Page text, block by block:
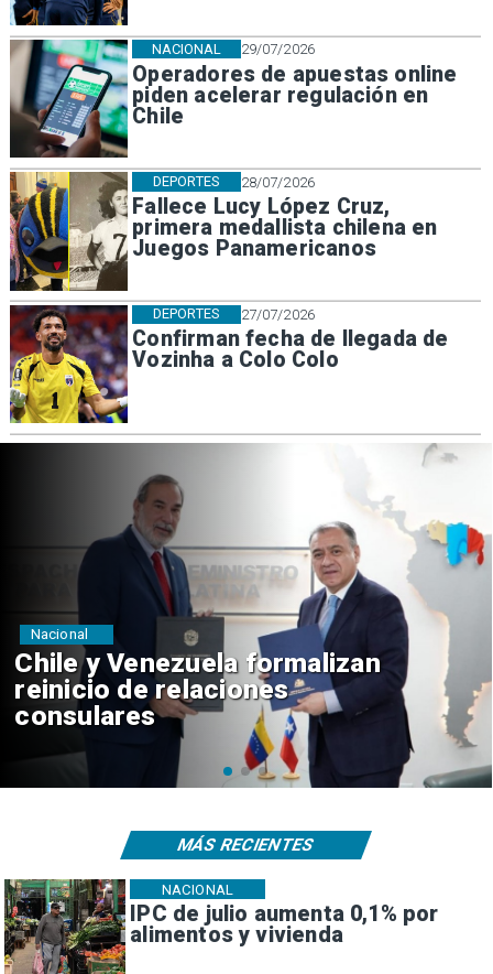
29/07/2026
Operadores de apuestas online
piden acelerar regulación en
Chile
NACIONAL
28/07/2026
Fallece Lucy López Cruz,
primera medallista chilena en
Juegos Panamericanos
DEPORTES
27/07/2026
Confirman fecha de llegada de
Vozinha a Colo Colo
DEPORTES
Feriantes rechazan dichos de
Camila Flores sobre Fabiola
Campillai
Nacional
IPC de julio aumenta 0,1% por
alimentos y vivienda
NACIONAL
MÁS RECIENTES